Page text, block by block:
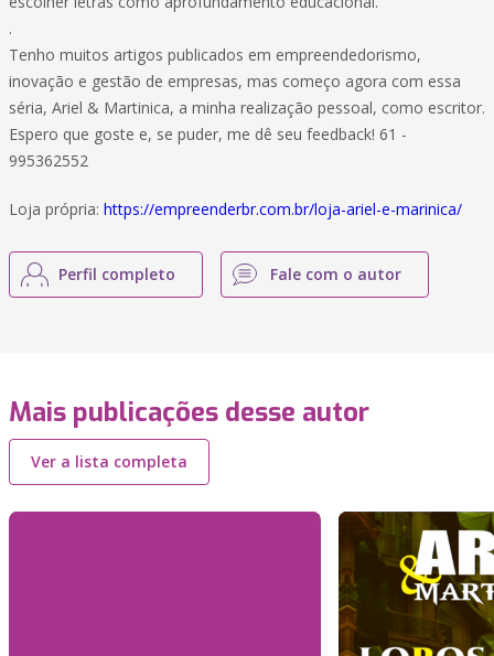
.
Tenho muitos artigos publicados em empreendedorismo,
inovação e gestão de empresas, mas começo agora com essa
séria, Ariel & Martinica, a minha realização pessoal, como escritor.
Espero que goste e, se puder, me dê seu feedback! 61 -
995362552
Loja própria: https://empreenderbr.com.br/loja-ariel-e-marinica/
Perfil completo Fale com o autor
Mais publicações desse autor
Ver a lista completa